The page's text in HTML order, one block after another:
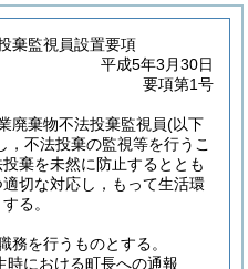
棄監視員設置要項
平成5年3月30日
要項第1号
廃棄物不法投棄監視員(以下
，不法投棄の監視等を行うこ
棄を未然に防止するととも
切な対応し，もって生活環
る。
務を行うものとする。
時における町長への通報